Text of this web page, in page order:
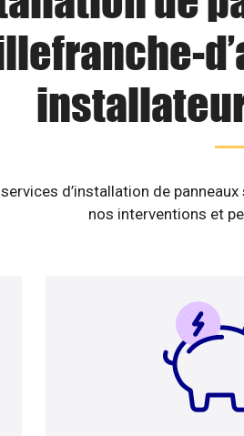
d’installation de
nos interventions et